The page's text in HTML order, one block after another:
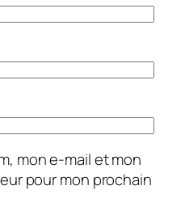
mon e-mail et mon
pour mon prochain